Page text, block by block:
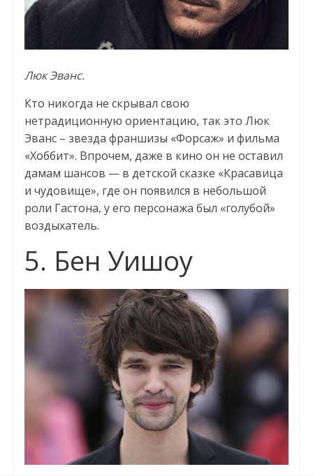
Люк Эванс.
Кто никогда не скрывал свою
нетрадиционную ориентацию, так это Люк
Эванс – звезда франшизы «Форсаж» и фильма
«Хоббит». Впрочем, даже в кино он не оставил
дамам шансов — в детской сказке «Красавица
и чудовище», где он появился в небольшой
роли Гастона, у его персонажа был «голубой»
воздыхатель.
5. Бен Уишоу